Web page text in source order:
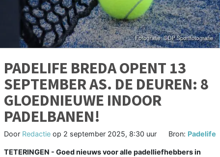
PADELIFE BREDA OPENT 13
SEPTEMBER AS. DE DEUREN: 8
GLOEDNIEUWE INDOOR
PADELBANEN!
Door Redactie op 2 september 2025, 8:30 uur Bron: Padelife
TETERINGEN - Goed nieuws voor alle padelliefhebbers in